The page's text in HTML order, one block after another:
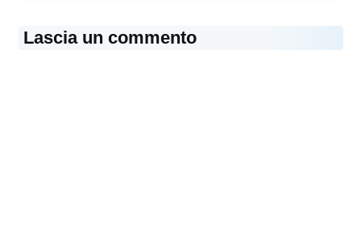
Lascia un commento